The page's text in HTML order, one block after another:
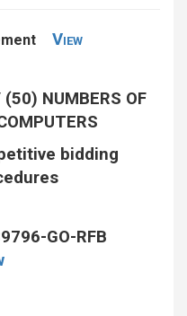
View
(50) NUMBERS OF
bidding
GO-RFB